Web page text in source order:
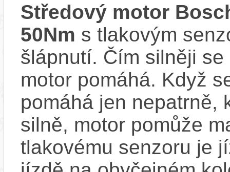
Středový motor
50Nm s tlakovým
šlápnutí. Čím silněji
motor pomáhá. Když
pomáhá jen nepatrně,
silně, motor pomůže
tlakovému senzoru je